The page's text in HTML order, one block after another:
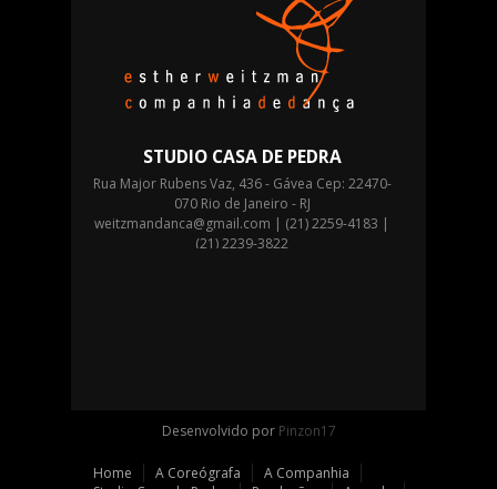
STUDIO CASA DE PEDRA
Rua Major Rubens Vaz, 436 - Gávea Cep: 22470-
070 Rio de Janeiro - RJ
weitzmandanca@gmail.com | (21) 2259-4183 |
(21) 2239-3822
Desenvolvido por Pinzon17
Home A Coreógrafa
A Companhia